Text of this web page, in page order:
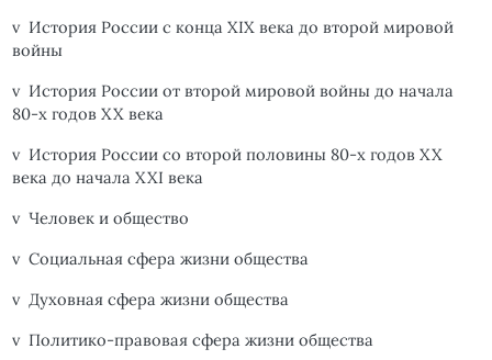
v История России с конца XIX века до второй мировой
войны
v История России от второй мировой войны до начала
80-х годов XX века
v История России со второй половины 80-х годов XX
века до начала XXI века
v Человек и общество
v Социальная сфера жизни общества
v Духовная сфера жизни общества
v Политико-правовая сфера жизни общества